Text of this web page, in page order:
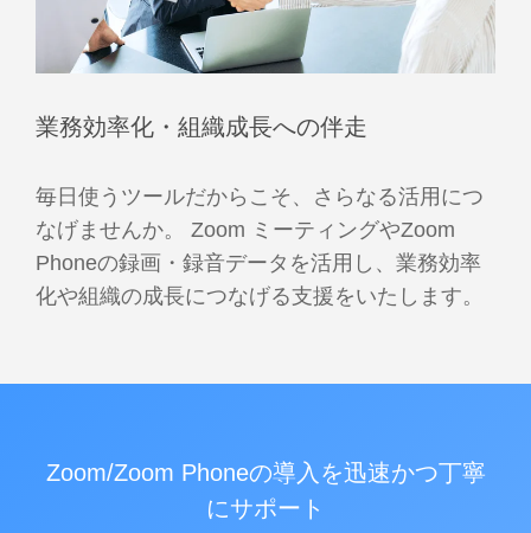
業務効率化・組織成長への伴走
毎日使うツールだからこそ、さらなる活用につ
なげませんか。 Zoom ミーティングやZoom
Phoneの録画・録音データを活用し、業務効率
化や組織の成長につなげる支援をいたします。
Zoom/Zoom Phoneの導入を迅速かつ丁寧
にサポート